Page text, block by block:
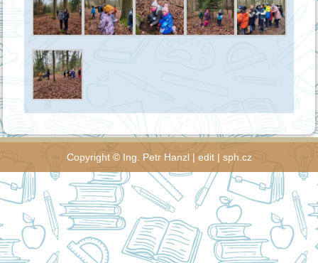
Copyright © Ing. Petr Hanzl| edit| sph.cz